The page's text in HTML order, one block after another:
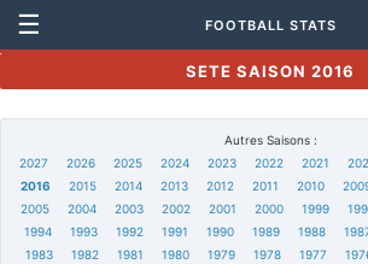
☰ FOOTBALL STATS
SETE SAISON 2016
Autres Saisons :
2027
2026 2025 2024 2023 2022 2021
2016
2015 2014 2013 2012 2011 2010
2005
2004 2003 2002 2001 2000 1999
1994
1993 1992 1991 1990 1989 1988
1983
1982 1981 1980 1979 1978 1977